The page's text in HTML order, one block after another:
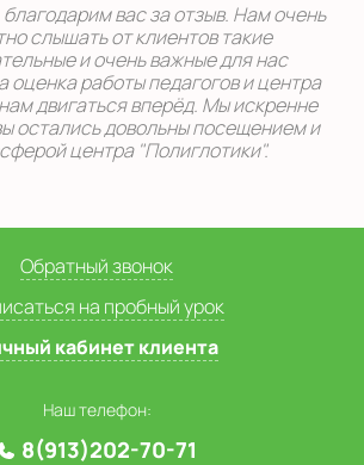
вас за отзыв. Нам очень
слышать от клиентов такие
и очень важные для нас
оценка работы педагогов и центра
двигаться вперёд. Мы искренне
остались довольны посещением и
центра "Полиглотики".
Обратный звонок
на пробный урок
кабинет клиента
Наш телефон:
8(913)202-70-71